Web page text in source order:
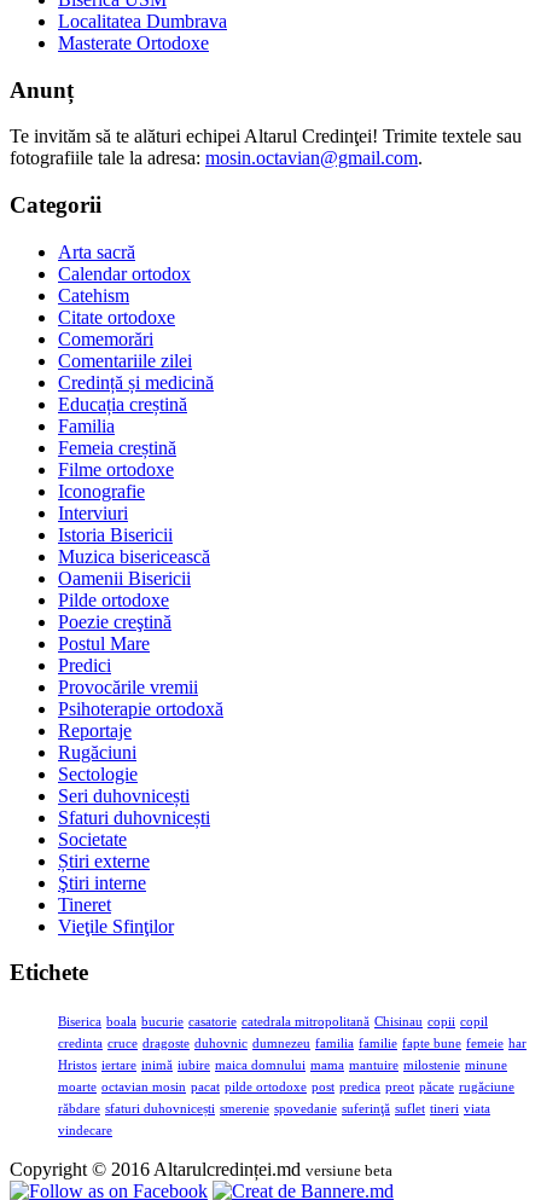
Localitatea Dumbrava
Masterate Ortodoxe
Anunț
Te invităm să te alături echipei Altarul Credinţei! Trimite textele sau
fotografiile tale la adresa: mosin.octavian@gmail.com.
Categorii
Arta sacră
Calendar ortodox
Catehism
Citate ortodoxe
Comemorări
Comentariile zilei
Credință și medicină
Educația creștină
Familia
Femeia creștină
Filme ortodoxe
Iconografie
Interviuri
Istoria Bisericii
Muzica bisericească
Oamenii Bisericii
Pilde ortodoxe
Poezie creştină
Postul Mare
Predici
Provocările vremii
Psihoterapie ortodoxă
Reportaje
Rugăciuni
Sectologie
Seri duhovnicești
Sfaturi duhovnicești
Societate
Știri externe
Ştiri interne
Tineret
Vieţile Sfinţilor
Etichete
Biserica boala bucurie casatorie catedrala mitropolitană Chisinau copii copil
credinta cruce dragoste duhovnic dumnezeu familia familie fapte bune femeie har
Hristos iertare inimă iubire maica domnului mama mantuire milostenie minune
moarte octavian mosin pacat pilde ortodoxe post predica preot păcate rugăciune
răbdare sfaturi duhovnicești smerenie spovedanie suferinţă suflet tineri viata
vindecare
Copyright © 2016 Altarulcredinței.md versiune beta